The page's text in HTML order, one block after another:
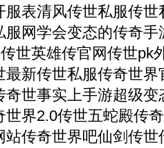
服表清风传世私服传
服网学会变态的传奇
世英雄传官网传世pk
最新传世私服传奇世
奇世事实上手游超级
界2.0传世五蛇殿传
传奇世界吧仙剑传